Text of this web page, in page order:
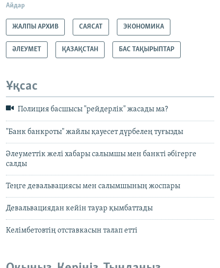
Айдар
ЖАЛПЫ АРХИВ САЯСАТ ЭКОНОМИКА
ӘЛЕУМЕТ ҚАЗАҚСТАН БАС ТАҚЫРЫПТАР
Ұқсас
Полиция басшысы "рейдерлік" жасады ма?
"Банк банкроты" жайлы қауесет дүрбелең туғызды
Әлеуметтік желі хабары салымшы мен банкті әбігерге
салды
Теңге девальвациясы мен салымшының жоспары
Девальвациядан кейін тауар қымбаттады
Келімбетовтің отставкасын талап етті